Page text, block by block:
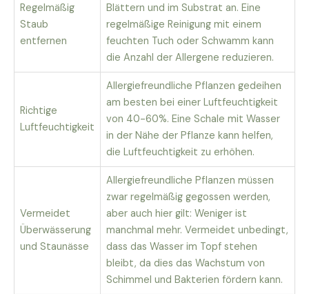
Regelmäßig
Staub
entfernen
Blättern und im Substrat an. Eine
regelmäßige Reinigung mit einem
feuchten Tuch oder Schwamm kann
die Anzahl der Allergene reduzieren.
Richtige
Luftfeuchtigkeit
Allergiefreundliche Pflanzen gedeihen
am besten bei einer Luftfeuchtigkeit
von 40-60%. Eine Schale mit Wasser
in der Nähe der Pflanze kann helfen,
die Luftfeuchtigkeit zu erhöhen.
Vermeidet
Überwässerung
und Staunässe
Allergiefreundliche Pflanzen müssen
zwar regelmäßig gegossen werden,
aber auch hier gilt: Weniger ist
manchmal mehr. Vermeidet unbedingt,
dass das Wasser im Topf stehen
bleibt, da dies das Wachstum von
Schimmel und Bakterien fördern kann.